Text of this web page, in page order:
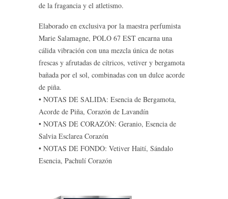
de la fragancia y el atletismo.
Elaborado en exclusiva por la maestra perfumista
Marie Salamagne, POLO 67 EST encarna una
cálida vibración con una mezcla única de notas
frescas y afrutadas de cítricos, vetiver y bergamota
bañada por el sol, combinadas con un dulce acorde
de piña.
• NOTAS DE SALIDA: Esencia de Bergamota,
Acorde de Piña, Corazón de Lavandín
• NOTAS DE CORAZÓN: Geranio, Esencia de
Salvia Esclarea Corazón
• NOTAS DE FONDO: Vetiver Haití, Sándalo
Esencia, Pachulí Corazón